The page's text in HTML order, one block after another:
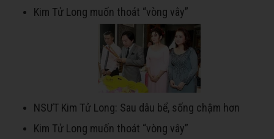
Kim Tử Long muốn thoát “vòng vây”
NSƯT Kim Tử Long: Sau dâu bể, sống chậm hơn
Kim Tử Long muốn thoát “vòng vây”